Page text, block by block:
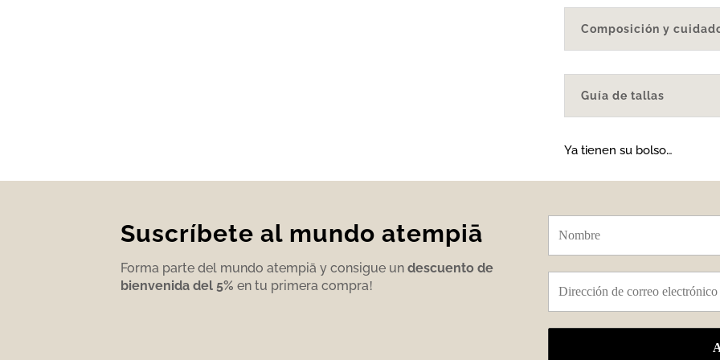
Composición y
Guía de tallas
Ya tienen su bolso…
Suscríbete al mundo atempiā
Forma parte del mundo atempiā y consigue undescuento de
bienvenida del 5% en tu primera compra!